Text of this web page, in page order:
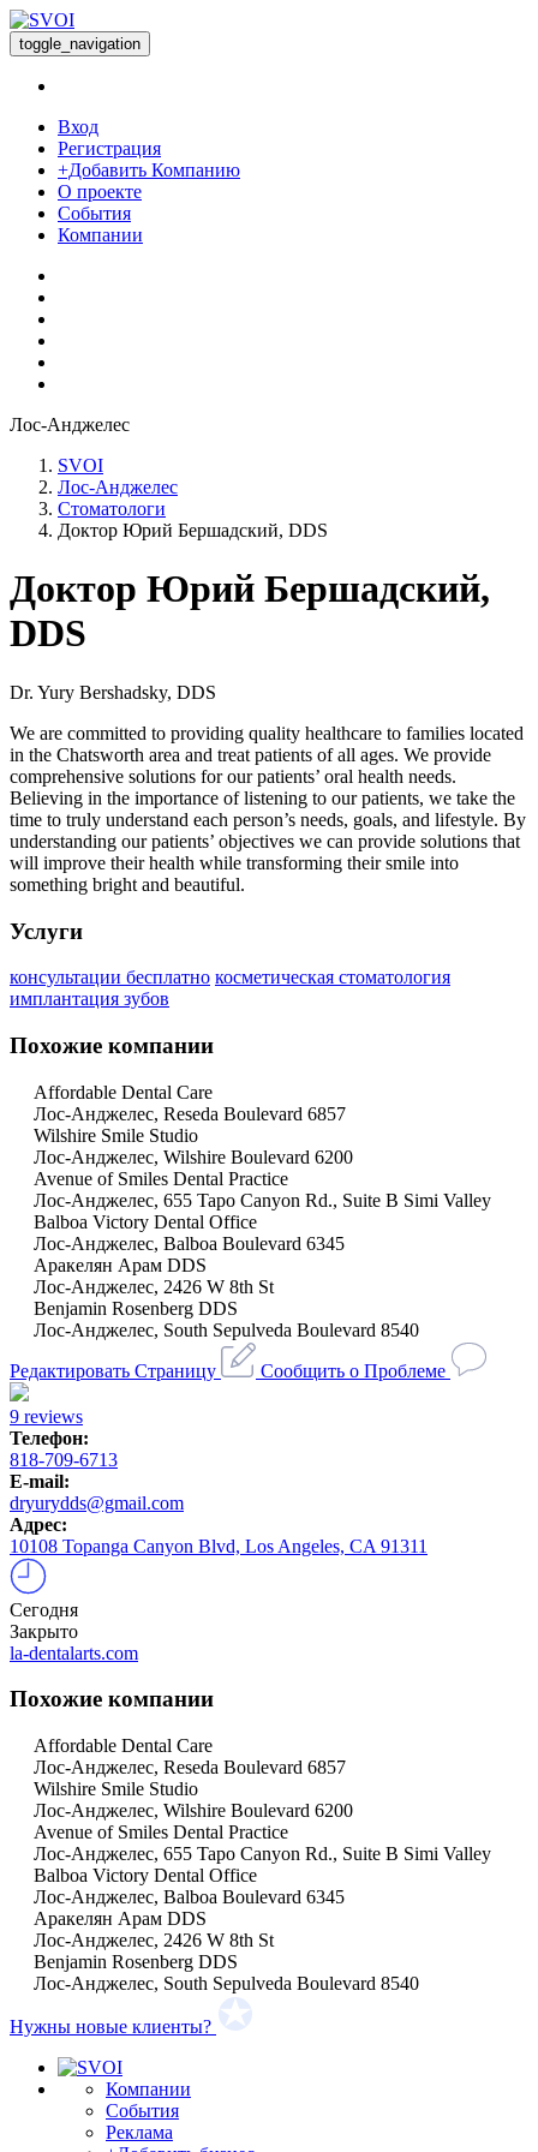
toggle_navigation
Вход
Регистрация
+Добавить Компанию
О проекте
События
Компании
Лос-Анджелес
SVOI
Лос-Анджелес
Стоматологи
Доктор Юрий Бершадский, DDS
Доктор Юрий Бершадский,
DDS
Dr. Yury Bershadsky, DDS
We are committed to providing quality healthcare to families located
in the Chatsworth area and treat patients of all ages. We provide
comprehensive solutions for our patients’ oral health needs.
Believing in the importance of listening to our patients, we take the
time to truly understand each person’s needs, goals, and lifestyle. By
understanding our patients’ objectives we can provide solutions that
will improve their health while transforming their smile into
something bright and beautiful.
Услуги
консультации бесплатно косметическая стоматология
имплантация зубов
Похожие компании
Affordable Dental Care
Лос-Анджелес, Reseda Boulevard 6857
Wilshire Smile Studio
Лос-Анджелес, Wilshire Boulevard 6200
Avenue of Smiles Dental Practice
Лос-Анджелес, 655 Tapo Canyon Rd., Suite B Simi Valley
Balboa Victory Dental Office
Лос-Анджелес, Balboa Boulevard 6345
Аракелян Арам DDS
Лос-Анджелес, 2426 W 8th St
Benjamin Rosenberg DDS
Лос-Анджелес, South Sepulveda Boulevard 8540
Редактировать Страницу
Сообщить о Проблеме
9 reviews
Телефон:
818-709-6713
E-mail:
dryurydds@gmail.com
Адрес:
10108 Topanga Canyon Blvd, Los Angeles, CA 91311
Сегодня
Закрыто
la-dentalarts.com
Похожие компании
Affordable Dental Care
Лос-Анджелес, Reseda Boulevard 6857
Wilshire Smile Studio
Лос-Анджелес, Wilshire Boulevard 6200
Avenue of Smiles Dental Practice
Лос-Анджелес, 655 Tapo Canyon Rd., Suite B Simi Valley
Balboa Victory Dental Office
Лос-Анджелес, Balboa Boulevard 6345
Аракелян Арам DDS
Лос-Анджелес, 2426 W 8th St
Benjamin Rosenberg DDS
Лос-Анджелес, South Sepulveda Boulevard 8540
Нужны новые клиенты?
Компании
События
Реклама